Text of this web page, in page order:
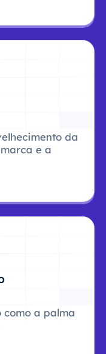
da
e a
como a palma